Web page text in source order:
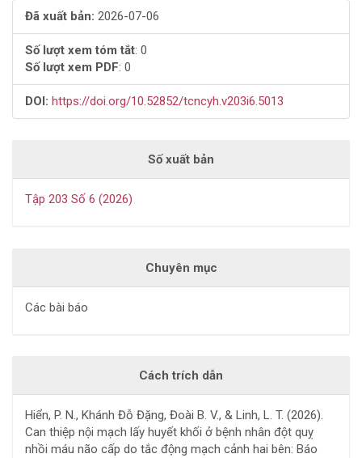
bên
bài
viết
Đã xuất bản: 2026-07-06
Số lượt xem tóm tắt: 0
Số lượt xem PDF: 0
DOI: https://doi.org/10.52852/tcncyh.v203i6.5013
Số xuất bản
Tập 203 Số 6 (2026)
Chuyên mục
Các bài báo
Cách trích dẫn
Hiển, P. N., Khánh Đỗ Đặng, Đoài B. V., & Linh, L. T. (2026).
Can thiệp nội mạch lấy huyết khối ở bệnh nhân đột quỵ
nhồi máu não cấp do tắc động mạch cảnh hai bên: Báo